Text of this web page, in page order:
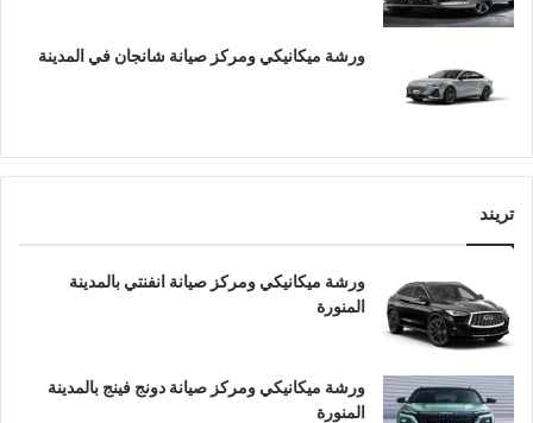
ورشة ميكانيكي ومركز صيانة شانجان في المدينة
تريند
ورشة ميكانيكي ومركز صيانة انفنتي بالمدينة
المنورة
ورشة ميكانيكي ومركز صيانة دونج فينج بالمدينة
المنورة